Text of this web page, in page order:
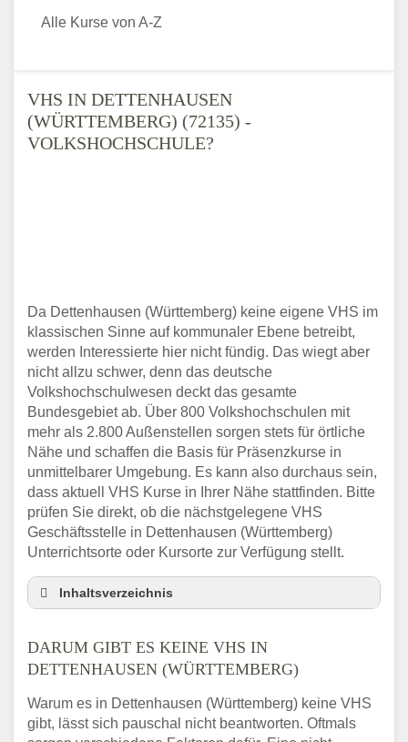
VHS IN DETTENHAUSEN
(WÜRTTEMBERG) (72135) -
VOLKSHOCHSCHULE?
Da Dettenhausen (Württemberg) keine eigene VHS im
klassischen Sinne auf kommunaler Ebene betreibt,
werden Interessierte hier nicht fündig. Das wiegt aber
nicht allzu schwer, denn das deutsche
Volkshochschulwesen deckt das gesamte
Bundesgebiet ab. Über 800 Volkshochschulen mit
mehr als 2.800 Außenstellen sorgen stets für örtliche
Nähe und schaffen die Basis für Präsenzkurse in
unmittelbarer Umgebung. Es kann also durchaus sein,
dass aktuell VHS Kurse in Ihrer Nähe stattfinden. Bitte
prüfen Sie direkt, ob die nächstgelegene VHS
Geschäftsstelle in Dettenhausen (Württemberg)
Unterrichtsorte oder Kursorte zur Verfügung stellt.
Inhaltsverzeichnis
(Württemberg)
3 schnelle Tipps
Dettenhausen (Württemberg) VHS-Kurse in
Ihrer Nähe
DARUM GIBT ES KEINE VHS IN
DETTENHAUSEN (WÜRTTEMBERG)
Warum es in Dettenhausen (Württemberg) keine VHS
gibt, lässt sich pauschal nicht beantworten. Oftmals
Alle Kurse von A-Z